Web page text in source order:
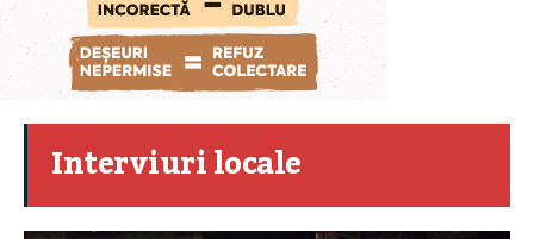
Interviuri locale